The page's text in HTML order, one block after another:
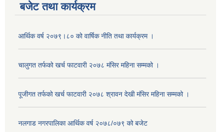
बजेट तथा कार्यक्रम
आर्थिक वर्ष २०७९।८० को वार्षिक नीति तथा कार्यक्रम ।
चालुगत तर्फको खर्च फाटवारी २०७८ मंसिर महिना सम्मको ।
पूजीगत तर्फको खर्च फाटवारी २०७८ श्रावन देखी मंसिर महिना सम्मको ।
नलगाड नगरपालिका आर्थिक वर्ष २०७८/०७९ को बजेट